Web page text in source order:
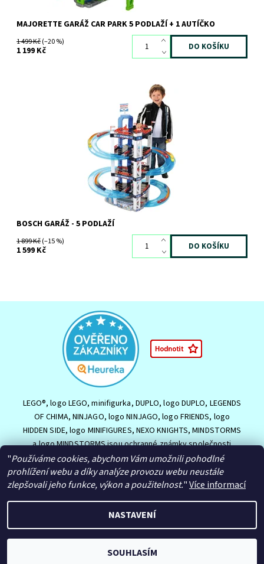
MAJORETTE GARÁŽ CAR PARK 5 PODLAŽÍ + 1 AUTÍČKO
1 499 Kč(–20 %)
1 199 Kč
>3 ks
BOSCH GARÁŽ - 5 PODLAŽÍ
1 899 Kč(–15 %)
1 599 Kč
LEGO®, logo LEGO, minifigurka, DUPLO, logo DUPLO, LEGENDS
OF CHIMA, NINJAGO, logo NINJAGO, logo FRIENDS, logo
HIDDEN SIDE, logo MINIFIGURES, NEXO KNIGHTS, MINDSTORMS
a logo MINDSTORMS jsou ochranné známky společnosti
LEGO Group nebo jsou chráněny autorským právem LEGO
Group. ©2026 The LEGO Group.
2026 © HračkyJVJ.cz, všechna práva vyhrazena
cookies
Vytvořil Shoptet
"Používáme cookies, abychom Vám umožnili pohodlné
prohlížení webu a díky analýze provozu webu neustále
zlepšovali jeho funkce, výkon a použitelnost."Více informací
NASTAVENÍ
SOUHLASÍM